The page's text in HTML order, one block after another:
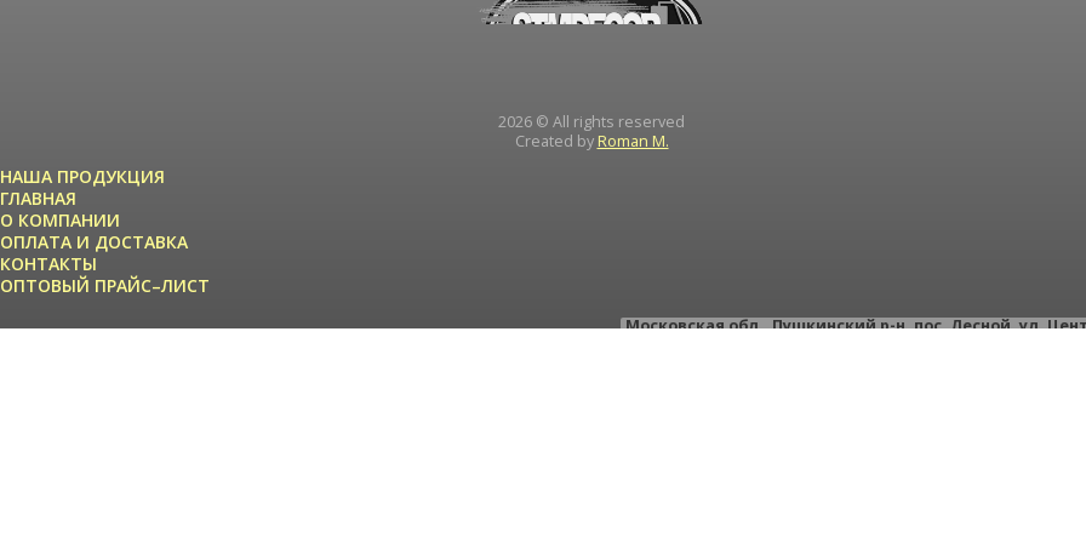
2026 © All rights reserved
Created by Roman M.
НАША ПРОДУКЦИЯ
ГЛАВНАЯ
О КОМПАНИИ
ОПЛАТА И ДОСТАВКА
КОНТАКТЫ
ОПТОВЫЙ ПРАЙС–ЛИСТ
Московская обл.,Пушкинский р-н,пос. Лесной,ул.